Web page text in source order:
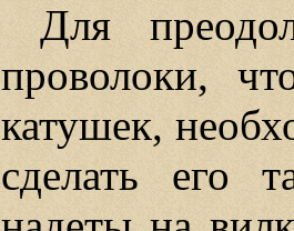
Для
проволоки,
катушек,
сделать его